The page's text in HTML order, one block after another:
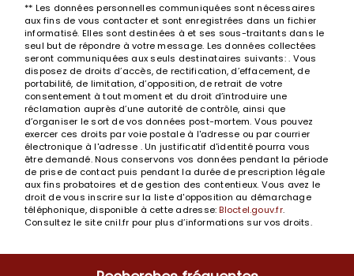
** Les données personnelles communiquées sont nécessaires
aux fins de vous contacter et sont enregistrées dans un fichier
informatisé. Elles sont destinées à et ses sous-traitants dans le
seul but de répondre à votre message. Les données collectées
seront communiquées aux seuls destinataires suivants: . Vous
disposez de droits d’accès, de rectification, d’effacement, de
portabilité, de limitation, d’opposition, de retrait de votre
consentement à tout moment et du droit d’introduire une
réclamation auprès d’une autorité de contrôle, ainsi que
d’organiser le sort de vos données post-mortem. Vous pouvez
exercer ces droits par voie postale à l'adresse ou par courrier
électronique à l'adresse . Un justificatif d'identité pourra vous
être demandé. Nous conservons vos données pendant la période
de prise de contact puis pendant la durée de prescription légale
aux fins probatoires et de gestion des contentieux. Vous avez le
droit de vous inscrire sur la liste d'opposition au démarchage
téléphonique, disponible à cette adresse:Bloctel.gouv.fr.
Consultez le site cnil.fr pour plus d’informations sur vos droits.